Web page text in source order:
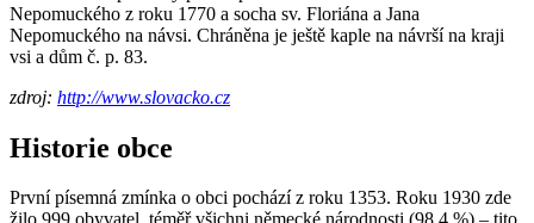
Nepomuckého z roku 1770 a socha sv. Floriána a Jana
Nepomuckého na návsi. Chráněna je ještě kaple na návrší na kraji
vsi a dům č. p. 83.
zdroj: http://www.slovacko.cz
Historie obce
První písemná zmínka o obci pochází z roku 1353. Roku 1930 zde